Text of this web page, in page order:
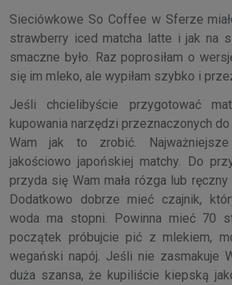
Sieciówkowe So Coffee w Sferze
strawberry iced matcha latte i jak na
smaczne było. Raz poprosiłam o
się im mleko, ale wypiłam szybko i
Jeśli chcielibyście przygotować
kupowania narzędzi przeznaczonych
Wam jak to zrobić.
jakościowo japońskiej matchy. Do
przyda się Wam mała rózga lub
Dodatkowo dobrze mieć czajnik,
woda ma stopni. Powinna mieć 70
początek próbujcie pić z mlekiem,
wegański napój. Jeśli nie zasmakuje
duża szansa, że kupiliście kiepską